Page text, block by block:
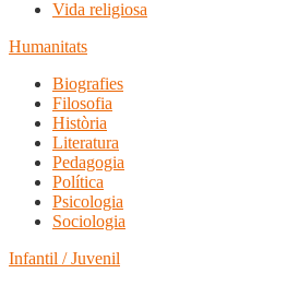
Vida religiosa
Humanitats
Biografies
Filosofia
Història
Literatura
Pedagogia
Política
Psicologia
Sociologia
Infantil / Juvenil